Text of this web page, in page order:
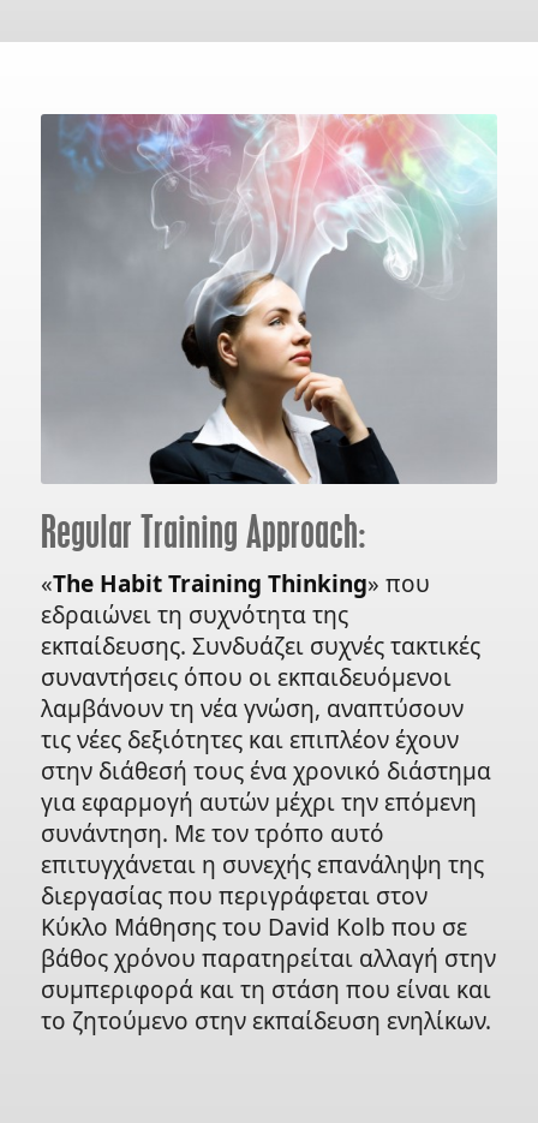
Regular Training Approach:
«The Habit Training Thinking» που
εδραιώνει τη συχνότητα της
εκπαίδευσης. Συνδυάζει συχνές τακτικές
συναντήσεις όπου οι εκπαιδευόμενοι
λαμβάνουν τη νέα γνώση, αναπτύσουν
τις νέες δεξιότητες και επιπλέον έχουν
στην διάθεσή τους ένα χρονικό διάστημα
για εφαρμογή αυτών μέχρι την επόμενη
συνάντηση. Με τον τρόπο αυτό
επιτυγχάνεται η συνεχής επανάληψη της
διεργασίας που περιγράφεται στον
Κύκλο Μάθησης του David Kolb που σε
βάθος χρόνου παρατηρείται αλλαγή στην
συμπεριφορά και τη στάση που είναι και
το ζητούμενο στην εκπαίδευση ενηλίκων.